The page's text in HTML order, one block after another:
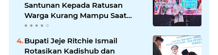
Santunan Kepada Ratusan
Warga Kurang Mampu Saat
Acara "JAJARANS FESTIVAL" di
Kota Baru Parahyangan
Bupati Jeje Ritchie Ismail
Rotasikan Kadishub dan